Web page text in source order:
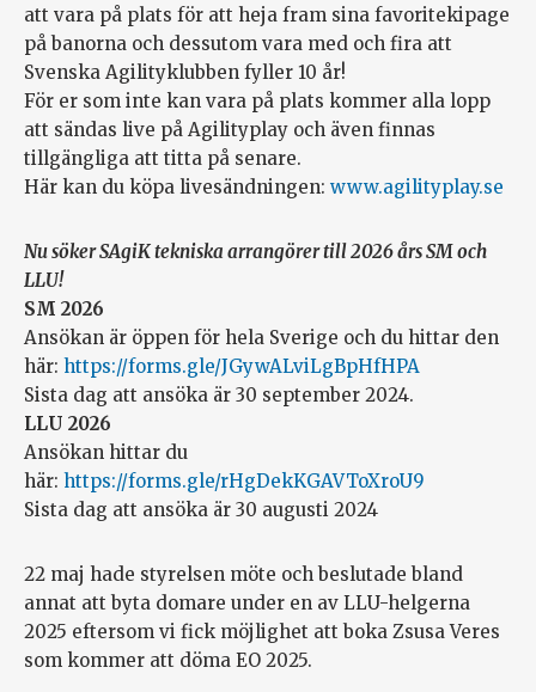
att vara på plats för att heja fram sina favoritekipage
på banorna och dessutom vara med och fira att
Svenska Agilityklubben fyller 10 år!
För er som inte kan vara på plats kommer alla lopp
att sändas live på Agilityplay och även finnas
tillgängliga att titta på senare.
Här kan du köpa livesändningen: www.agilityplay.se
Nu söker SAgiK tekniska arrangörer till 2026 års SM och
LLU!
SM 2026
Ansökan är öppen för hela Sverige och du hittar den
här: https://forms.gle/JGywALviLgBpHfHPA
Sista dag att ansöka är 30 september 2024.
LLU 2026
Ansökan hittar du
här: https://forms.gle/rHgDekKGAVToXroU9
Sista dag att ansöka är 30 augusti 2024
22 maj hade styrelsen möte och beslutade bland
annat att byta domare under en av LLU-helgerna
2025 eftersom vi fick möjlighet att boka Zsusa Veres
som kommer att döma EO 2025.